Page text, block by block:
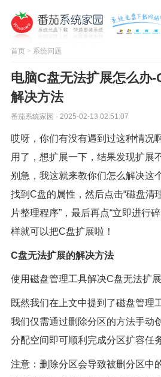
首页> 系统问题
电脑C盘无法扩展怎么办-
解决方法
番茄系统家园 · 2025-02-13 02:51:07
哎呀，你们有没有遇到过这种情况
用了，想扩展一下，结果发现扩展
别急，我这就来教你们怎么解决这
找到C盘的属性，然后点击“磁盘清
片整理程序”，最后再点“立即进行
样就可以把C盘扩展啦！
C盘无法扩展的解决方法
使用磁盘管理工具解决C盘无法扩
既然我们在上文中提到了磁盘管理
我们仅需通过删除分区的方法手动
分配空间即可顺利完成分区扩容任务
注意：删除分区会导致被删分区中